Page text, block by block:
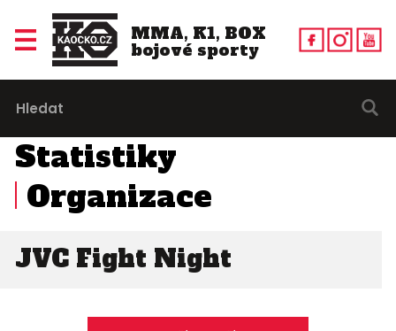
MMA, K1, BOX
bojové sporty
Statistiky
Organizace
JVC Fight Night